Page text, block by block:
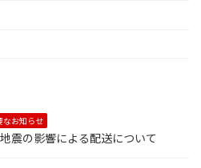
なお知らせ
震の影響による配送について